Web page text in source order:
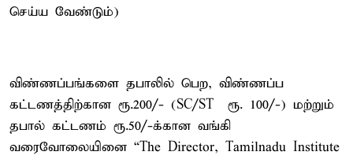
செய்ய வேண்டும்)
விண்ணப்பங்களை தபாலில் பெற, விண்ணப்ப
கட்டணத்திற்கான ரூ.200/- (SC/ST – ரூ. 100/-) மற்றும்
தபால் கட்டணம் ரூ.50/-க்கான வங்கி
வரைவோலையினை “The Director, Tamilnadu Institute